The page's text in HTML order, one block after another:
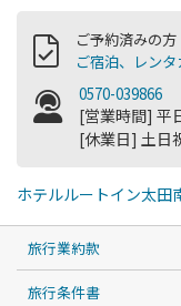
ご予約済みの方
ご宿泊、レン
0570-039866
[営業時間] 平
[休業日] 土日
ホテルルートイン太田
旅行業約款
旅行条件書